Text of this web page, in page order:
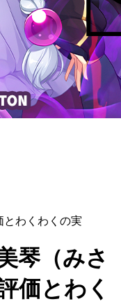
とわくわくの実
琴（みさ
価とわく